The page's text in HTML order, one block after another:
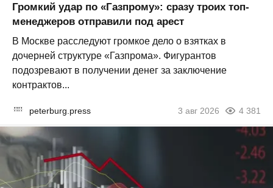
Громкий удар по «Газпрому»: сразу троих топ-
менеджеров отправили под арест
В Москве расследуют громкое дело о взятках в
дочерней структуре «Газпрома». Фигурантов
подозревают в получении денег за заключение
контрактов...
peterburg.press 3 авг 2026 4 381